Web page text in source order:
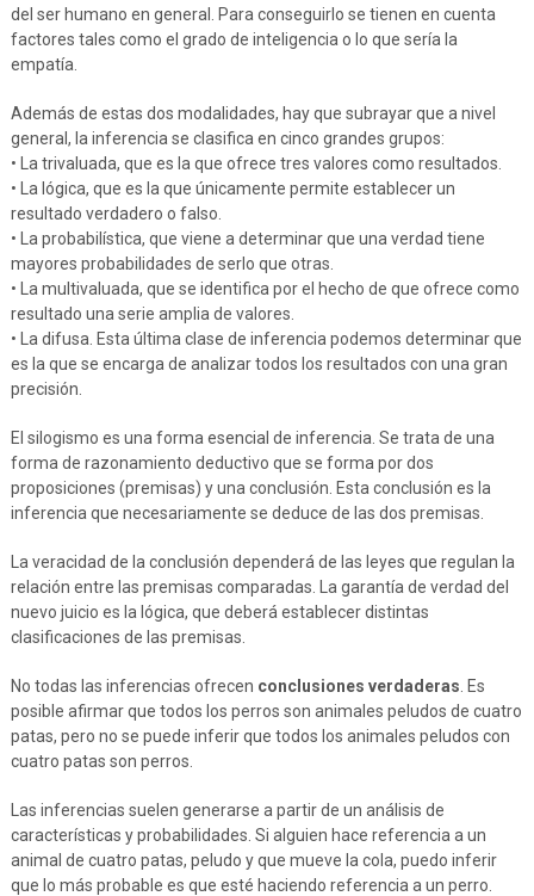
del ser humano en general. Para conseguirlo se tienen en cuenta
factores tales como el grado de inteligencia o lo que sería la
empatía.
Además de estas dos modalidades, hay que subrayar que a nivel
general, la inferencia se clasifica en cinco grandes grupos:
• La trivaluada, que es la que ofrece tres valores como resultados.
• La lógica, que es la que únicamente permite establecer un
resultado verdadero o falso.
• La probabilística, que viene a determinar que una verdad tiene
mayores probabilidades de serlo que otras.
• La multivaluada, que se identifica por el hecho de que ofrece como
resultado una serie amplia de valores.
• La difusa. Esta última clase de inferencia podemos determinar que
es la que se encarga de analizar todos los resultados con una gran
precisión.
El silogismo es una forma esencial de inferencia. Se trata de una
forma de razonamiento deductivo que se forma por dos
proposiciones (premisas) y una conclusión. Esta conclusión es la
inferencia que necesariamente se deduce de las dos premisas.
La veracidad de la conclusión dependerá de las leyes que regulan la
relación entre las premisas comparadas. La garantía de verdad del
nuevo juicio es la lógica, que deberá establecer distintas
clasificaciones de las premisas.
No todas las inferencias ofrecen conclusiones verdaderas . Es
posible afirmar que todos los perros son animales peludos de cuatro
patas, pero no se puede inferir que todos los animales peludos con
cuatro patas son perros.
Las inferencias suelen generarse a partir de un análisis de
características y probabilidades. Si alguien hace referencia a un
animal de cuatro patas, peludo y que mueve la cola, puedo inferir
que lo más probable es que esté haciendo referencia a un perro.